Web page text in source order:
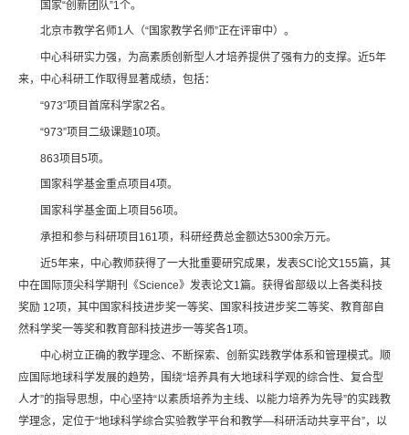
国家“创新团队”1个。
北京市教学名师1人（“国家教学名师”正在评审中）。
中心科研实力强，为高素质创新型人才培养提供了强有力的支撑。近5年
来，中心科研工作取得显著成绩，包括：
“973”项目首席科学家2名。
“973”项目二级课题10项。
863项目5项。
国家科学基金重点项目4项。
国家科学基金面上项目56项。
承担和参与科研项目161项，科研经费总金额达5300余万元。
近5年来，中心教师获得了一大批重要研究成果，发表SCI论文155篇，其
中在国际顶尖科学期刊《Science》发表论文1篇。获得省部级以上各类科技
奖励 12项，其中国家科技进步奖一等奖、国家科技进步奖二等奖、教育部自
然科学奖一等奖和教育部科技进步一等奖各1项。
中心树立正确的教学理念、不断探索、创新实践教学体系和管理模式。顺
应国际地球科学发展的趋势，围绕“培养具有大地球科学观的综合性、复合型
人才”的指导思想，中心坚持“以素质培养为主线、以能力培养为先导”的实践教
学理念，定位于“地球科学综合实验教学平台和教学—科研活动共享平台”，以